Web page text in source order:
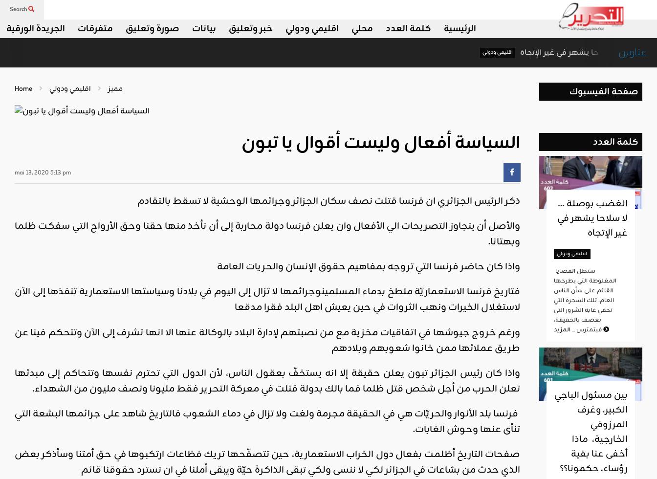
Search
الجريدة الورقية متفرقات صورة وتعليق بيانات خبر وتعليق اقليمي ودولي محلي كلمة العدد الرئيسية
عناوين
الغضب بوصلة … لا سلاحا يشهر في غير الإتجاه
Home مميز اقليمي ودولي
السياسة أفعال وليست أقوال يا تبون
mai 13, 2020 5:13 pm
ذكر الرئيس الجزائري ان فرنسا قتلت نصف سكان الجزائر وجرائمها الوحشية لا تسقط بالتقادم
والأصل أن يتجاوز التصريحات الي الأفعال وان يعلن فرنسا دولة محاربة إلى أن نأخذ منها حقنا وحق الأرواح التي سفكت ظلما
وبهتانا.
واذا كان حاضر فرنسا التي تروجه بمفاهيم حقوق الإنسان والحريات العامة
فتاريخ فرنسا الاستعماريّة ملطخ بدماء المسلمينوجرائمها لا تزال إلى اليوم في بلادنا وسياستها الاستعمارية تنفذها إلى الآن
لاستغلال الخيرات ونهب الثروات في حين يعيش اهل البلد فقرا مدقعا
ورغم خروج جيوشها في اتفاقيات مخزية مع من نصبتهم لإدارة البلاد بالوكالة عنها الا انها تشرف إلى الآن وتتحكم فينا عن
طريق عملائها ممن خانوا شعوبهم وبلادهم
واذا كان رئيس الجزائر تبون يعلن حقيقة إلا انه يستخفّ بعقول الناس، لأن الدول التي تحترم نفسها وتتحاكم إلى مبدئها
تعلن الحرب من أجل شخص قتل ظلما فما بالك بدولة قتلت في معركة التحرير فقط مليونا ونصف مليون من الشهداء.
فرنسا بلد الأنوار والحريّات هي في الحقيقة مجرمة ولغت ولا تزال في دماء الشعوب فالتاريخ شاهد على جرائمها البشعة التي
تنأى عنها وحوش الغابات.
صفحات التاريخ أظلمت بفعال دول الخراب الاستعمارية، حين تتصفّحها تريك فظاعات ارتكبوها في حق أمتنا وسأذكر بعض
الذي حدث من بشاعات في الجزائر لكي لا ننسى ولكي تبقى الذاكرة حيّة ويبقى أملنا في ان تسترد حقوقنا قائم
صفحة الفيسبوك
كلمة العدد
الغضب بوصلة …
لا سلاحا يشهر في
غير الإتجاه
اقليمي ودولي
المغلوطة التي يطرحها
القائم على شأن الناس
العام، تلك الشجرة التي
تخفي غابة الشرور التي
تعصف بالحقيقة،
فيتمترس ...المزيد
بين مسئول الباجي
الكبير، وغرف
المرزوقي
الخارجية، ماذا
أخفى عنا بقية
رؤساء، حكمونا؟؟